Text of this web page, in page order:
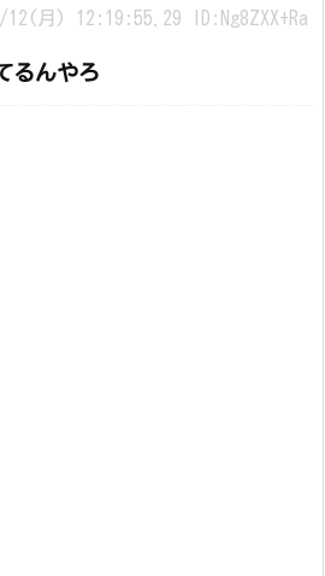
12(月) 12:19:55.29 ID:Ng8ZXX+Ra
るんやろ